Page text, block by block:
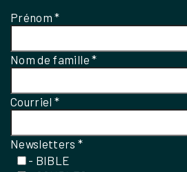
Prénom*
Nom de famille*
Courriel*
Newsletters*
- BIBLE